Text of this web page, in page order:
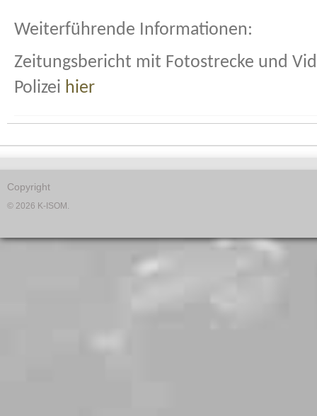
Weiterführende Informationen:
Zeitungsbericht mit Fotostrecke und
Polizei hier
Copyright
© 2026 K-ISOM.